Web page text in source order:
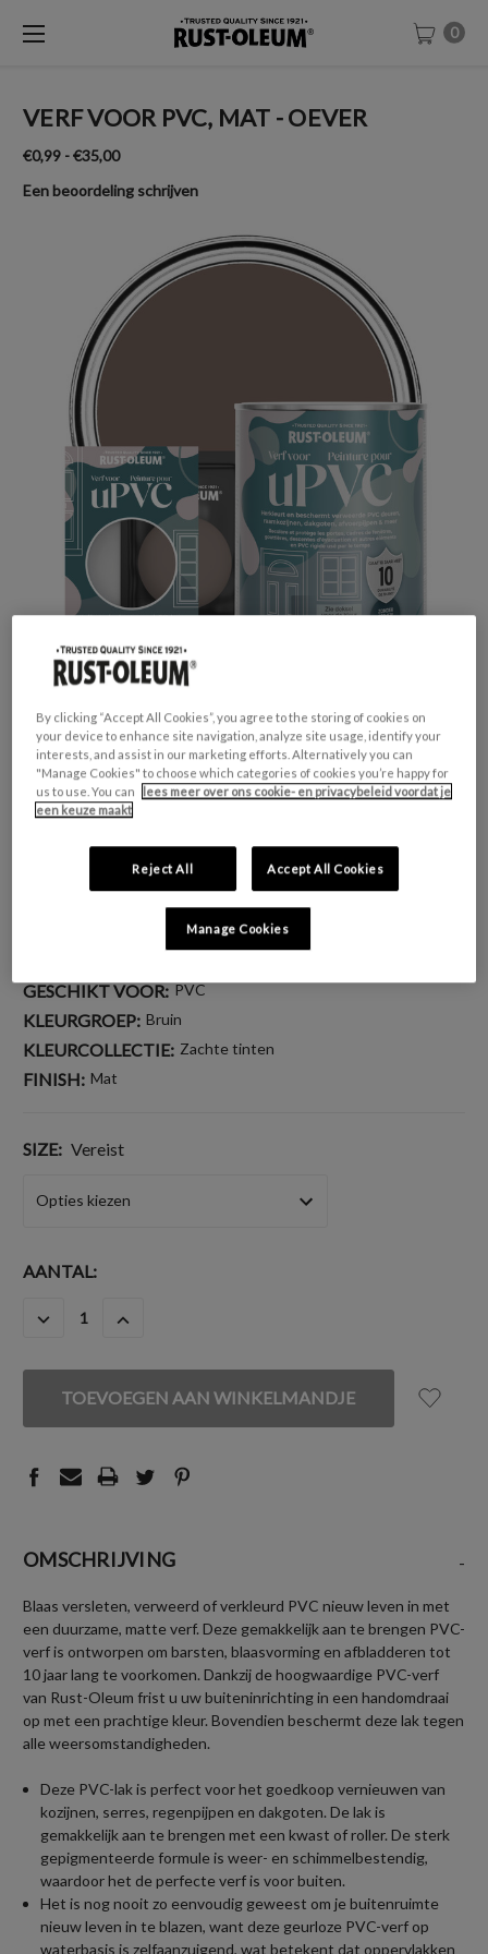
0
VERF VOOR PVC, MAT - OEVER
€0,99 - €35,00
Een beoordeling schrijven
Productveiligheid
Waarschuwing
veroorzaken.
H412 - Schadelijk voor in het water levende
organismen, met langdurige gevolgen.
GESCHIKT VOOR: PVC
KLEURGROEP: Bruin
KLEURCOLLECTIE: Zachte tinten
FINISH: Mat
SIZE: Vereist
HUIDIGE
AANTAL:
HOEVEELHEID
VAN
UNDEFINED
HOEVEELHEID
VAN
UNDEFINED
OMSCHRIJVING -
Blaas versleten, verweerd of verkleurd PVC nieuw leven in met
een duurzame, matte verf. Deze gemakkelijk aan te brengen PVC-
verf is ontworpen om barsten, blaasvorming en afbladderen tot
10 jaar lang te voorkomen. Dankzij de hoogwaardige PVC-verf
van Rust-Oleum frist u uw buiteninrichting in een handomdraai
op met een prachtige kleur. Bovendien beschermt deze lak tegen
alle weersomstandigheden.
Deze PVC-lak is perfect voor het goedkoop vernieuwen van
kozijnen, serres, regenpijpen en dakgoten. De lak is
gemakkelijk aan te brengen met een kwast of roller. De sterk
gepigmenteerde formule is weer- en schimmelbestendig,
waardoor het de perfecte verf is voor buiten.
Het is nog nooit zo eenvoudig geweest om je buitenruimte
nieuw leven in te blazen, want deze geurloze PVC-verf op
waterbasis is zelfaanzuigend, wat betekent dat oppervlakken
By clicking “Accept All Cookies”, you agree to the storing of cookies on
your device to enhance site navigation, analyze site usage, identify your
interests, and assist in our marketing efforts. Alternatively you can
"Manage Cookies" to choose which categories of cookies you’re happy for
us to use. You can
lees meer over ons cookie- en privacybeleid voordat je
een keuze maakt
Reject All Accept All Cookies
Manage Cookies